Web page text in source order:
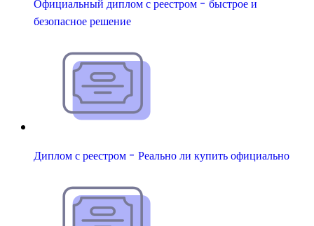
Официальный диплом с реестром - быстрое и
безопасное решение
Диплом с реестром - Реально ли купить официально